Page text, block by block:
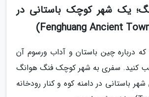
یک شهر کوچک باستانی در
درباره چین باستان و آداب ورسوم آن
کنید. سفری به شهر کوچک فنگ هوانگ
باستانی در دامنه کوه و کنار رودخانه